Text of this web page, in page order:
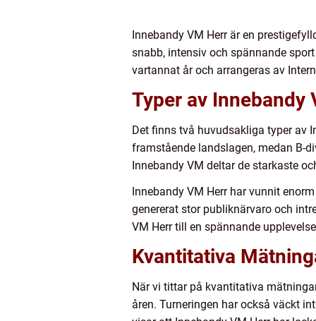
Innebandy VM Herr är en
snabb, intensiv och spännande
vartannat år och arrangeras av
Typer av Innebandy
Det finns två huvudsakliga typer av
framstående landslagen, medan B-
Innebandy VM deltar de starkaste
Innebandy VM Herr har vunnit
genererat stor publiknärvaro och
VM Herr till en spännande
Kvantitativa
När vi tittar på kvantitativa
åren. Turneringen har också väckt